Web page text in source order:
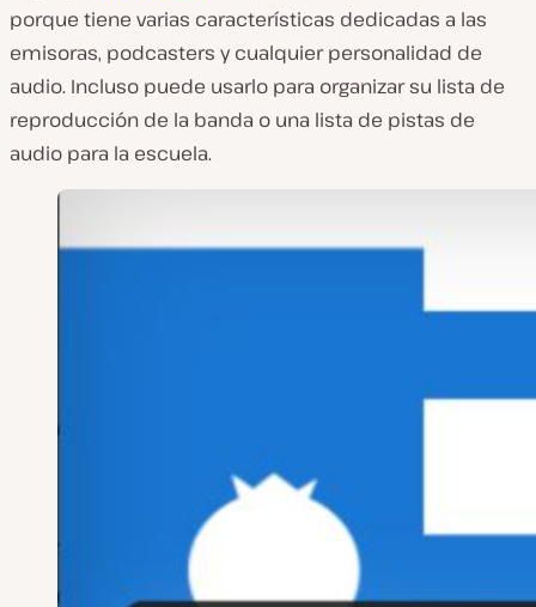
porque tiene varias características dedicadas a las
emisoras, podcasters y cualquier personalidad de
audio. Incluso puede usarlo para organizar su lista de
reproducción de la banda o una lista de pistas de
audio para la escuela.